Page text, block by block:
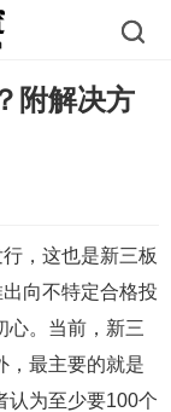
附解决方
，这也是新三板
向不特定合格投
心。当前，新三
，最主要的就是
认为至少要100个